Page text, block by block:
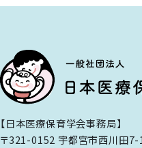
【日本医療保育学会事務局】
〒321-0152 宇都宮市西川田7-